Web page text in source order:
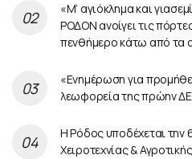
«Μ’ αγιόκλημα και
ΡΟΔΟΝ ανοίγει τις
πενθήμερο κάτω από τα
«Ενημέρωση για
λεωφορεία της πρώην
Η Ρόδος υποδέχεται την
Χειροτεχνίας &